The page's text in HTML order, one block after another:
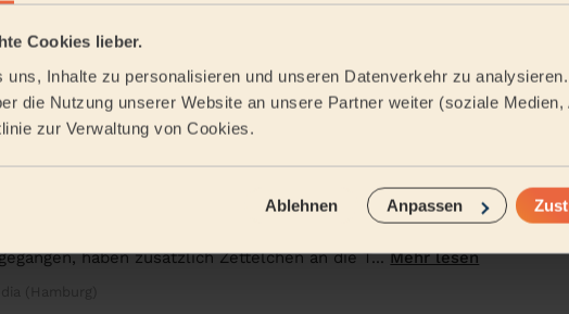
Cookies lieber.
Inhalte zu personalisieren und unseren Datenverkehr zu analysieren.
die Nutzung unserer Website an unsere Partner weiter (soziale Medien,
zur Verwaltung von Cookies.
Ablehnen Anpassen
Einmalige
4/5 •
vor 3 Tagen
ist unsere 1.Erfahrung mit wecasa. Wir sind von den Vorgaben,
haben zusätzlich Zettelchen an die T...Mehr lesen